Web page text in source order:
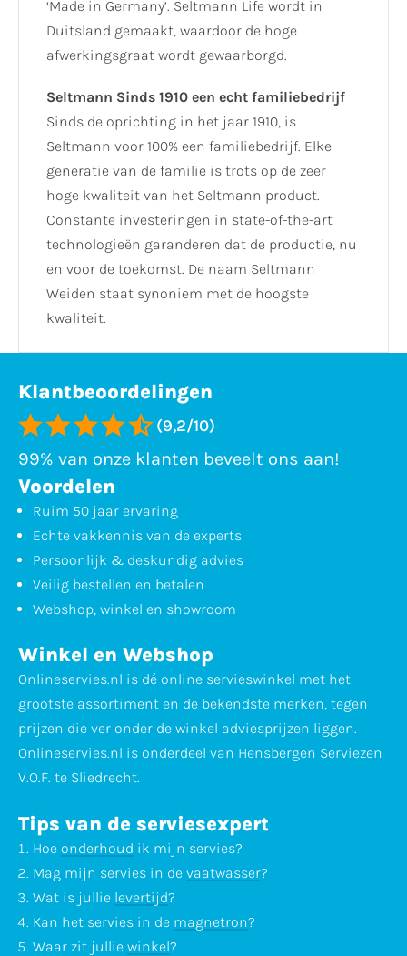
‘Made in Germany’. Seltmann Life wordt in
Duitsland gemaakt, waardoor de hoge
afwerkingsgraat wordt gewaarborgd.
Seltmann Sinds 1910 een echt familiebedrijf
Sinds de oprichting in het jaar 1910, is
Seltmann voor 100% een familiebedrijf. Elke
generatie van de familie is trots op de zeer
hoge kwaliteit van het Seltmann product.
Constante investeringen in state-of-the-art
technologieën garanderen dat de productie, nu
en voor de toekomst. De naam Seltmann
Weiden staat synoniem met de hoogste
kwaliteit.
Klantbeoordelingen
(9,2/10)
99% van onze klanten beveelt ons aan!
Voordelen
Ruim 50 jaar ervaring
Echte vakkennis van de experts
Persoonlijk & deskundig advies
Veilig bestellen en betalen
Webshop, winkel en showroom
Winkel en Webshop
Onlineservies.nl is dé online servieswinkel met het
grootste assortiment en de bekendste merken, tegen
prijzen die ver onder de winkel adviesprijzen liggen.
Onlineservies.nl is onderdeel van Hensbergen Serviezen
V.O.F. te Sliedrecht.
Tips van de serviesexpert
Hoe onderhoud ik mijn servies?
Mag mijn servies in de vaatwasser?
Wat is jullie levertijd?
Kan het servies in de magnetron?
Waar zit jullie winkel?